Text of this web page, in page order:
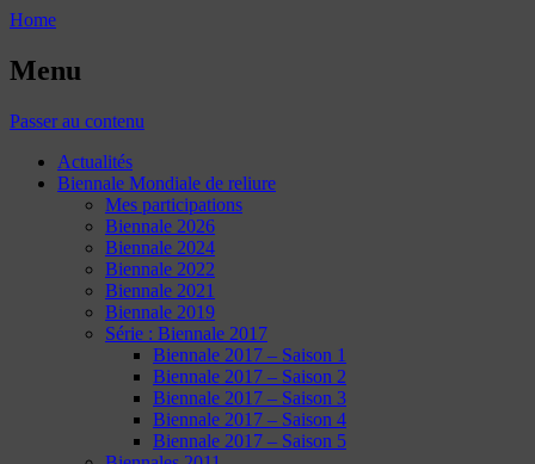
Home
Menu
Passer au contenu
Actualités
Biennale Mondiale de reliure
Mes participations
Biennale 2026
Biennale 2024
Biennale 2022
Biennale 2021
Biennale 2019
Série : Biennale 2017
Biennale 2017 – Saison 1
Biennale 2017 – Saison 2
Biennale 2017 – Saison 3
Biennale 2017 – Saison 4
Biennale 2017 – Saison 5